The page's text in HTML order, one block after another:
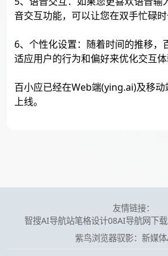
音交互功能，可以让您在双手忙碌时
6、个性化设置：随着时间的推移，
适应用户的行为和偏好来优化交互体
百小应已经在Web端(ying.ai)及移
上线。
友情链接：
智搜AI导航站笔格设计08AI导航网下
紫鸟浏览器驭影：新媒